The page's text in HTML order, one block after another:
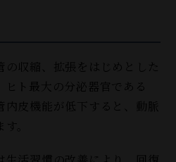
の収縮、拡張をはじめとした
ヒト最大の分泌器官である
内皮機能が低下すると、動脈
。